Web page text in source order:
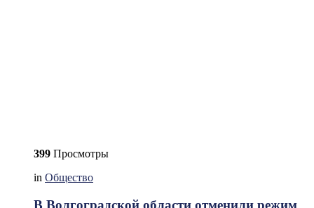
399 Просмотры
in Общество
В Волгоградской области отменили режим